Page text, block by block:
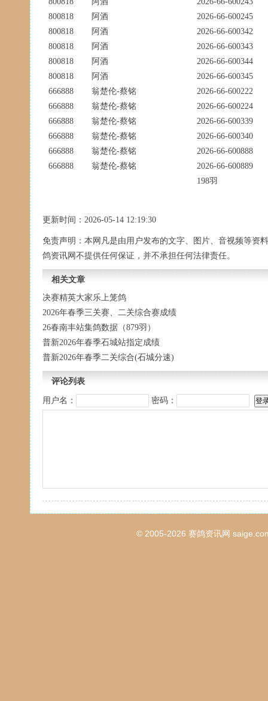
800818
阿酒
2026-66-600245
800818
阿酒
2026-66-600342
800818
阿酒
2026-66-600343
800818
阿酒
2026-66-600344
800818
阿酒
2026-66-600345
666888
翁楚伦-蔡铭
2026-66-600222
666888
翁楚伦-蔡铭
2026-66-600224
666888
翁楚伦-蔡铭
2026-66-600339
666888
翁楚伦-蔡铭
2026-66-600340
666888
翁楚伦-蔡铭
2026-66-600888
666888
翁楚伦-蔡铭
2026-66-600889
198羽
更新时间：2026-05-14 12:19:30
免责声明：本网凡是由用户发布的文字、图片、音视频等资
鸽资讯网不提供任何保证，并不承担任何法律责任。
相关文章
决赛精英大家乐上笼鸽
2026年春季三关赛、二关综合赛成绩
26春南丰站集鸽数据（879羽）
普新2026年春季石城站指定成绩
普新2026年春季二关综合(石城分速)
评论列表
用户名： 密码：
© 2005-2026 赛鸽资讯网